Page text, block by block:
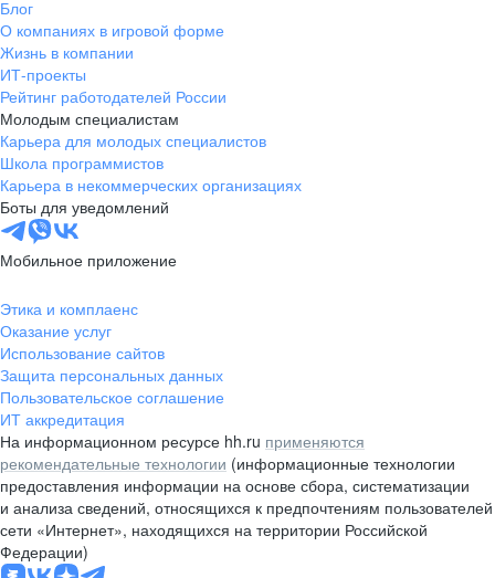
Блог
О компаниях в игровой форме
Жизнь в компании
ИТ-проекты
Рейтинг работодателей России
Молодым специалистам
Карьера для молодых специалистов
Школа программистов
Карьера в некоммерческих организациях
Боты для уведомлений
Мобильное приложение
Этика и комплаенс
Оказание услуг
Использование сайтов
Защита персональных данных
Пользовательское соглашение
ИТ аккредитация
На информационном ресурсе hh.ru применяются
рекомендательные технологии (информационные технологии
предоставления информации на основе сбора, систематизации
и анализа сведений, относящихся к предпочтениям пользователей
сети «Интернет», находящихся на территории Российской
Федерации)